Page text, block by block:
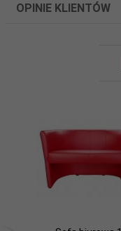
OPINIE KLIENTÓW